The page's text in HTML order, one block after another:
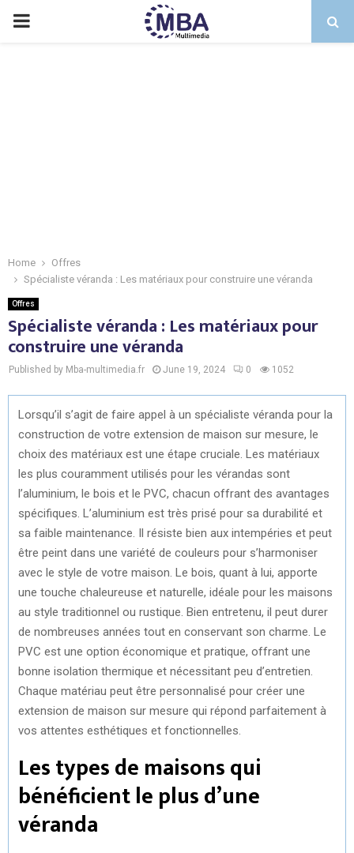
PRIMARY
Home
Offres
Spécialiste véranda : Les matériaux pour construire une véranda
Offres
Spécialiste véranda : Les matériaux pour
construire une véranda
Published by Mba-multimedia.fr June 19, 2024 0 1052
Lorsqu’il s’agit de faire appel à un spécialiste véranda pour la
construction de votre extension de maison sur mesure, le
choix des matériaux est une étape cruciale. Les matériaux
les plus couramment utilisés pour les vérandas sont
l’aluminium, le bois et le PVC, chacun offrant des avantages
spécifiques. L’aluminium est très prisé pour sa durabilité et
sa faible maintenance. Il résiste bien aux intempéries et peut
être peint dans une variété de couleurs pour s’harmoniser
avec le style de votre maison. Le bois, quant à lui, apporte
une touche chaleureuse et naturelle, idéale pour les maisons
au style traditionnel ou rustique. Bien entretenu, il peut durer
de nombreuses années tout en conservant son charme. Le
PVC est une option économique et pratique, offrant une
bonne isolation thermique et nécessitant peu d’entretien.
Chaque matériau peut être personnalisé pour créer une
extension de maison sur mesure qui répond parfaitement à
vos attentes esthétiques et fonctionnelles.
Les types de maisons qui
bénéficient le plus d’une
véranda